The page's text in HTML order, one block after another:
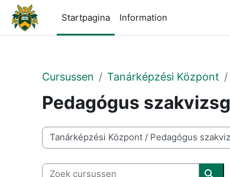
Ga naar hoofdinhoud
Startpagina
Information
Cursussen Tanárképzési Központ
Pedagógus
Cursuscategorieën
Zoek cursussen